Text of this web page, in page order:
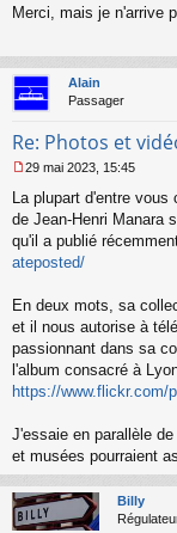
e
a
g
e
o
l
u
Merci, mais je n'arrive
Alain
Passager
Re: Photos et
e
s
s
g
n
o
n
l
u
29 mai 2023, 15:45
La plupart d'entre vous
de Jean-Henri Manara
qu'il a publié
ateposted/
En deux mots, sa
et il nous autorise à
passionnant dans sa
l'album consacré à
https://www.flickr.com/
J'essaie en parallèle
et musées pourraient
Billy